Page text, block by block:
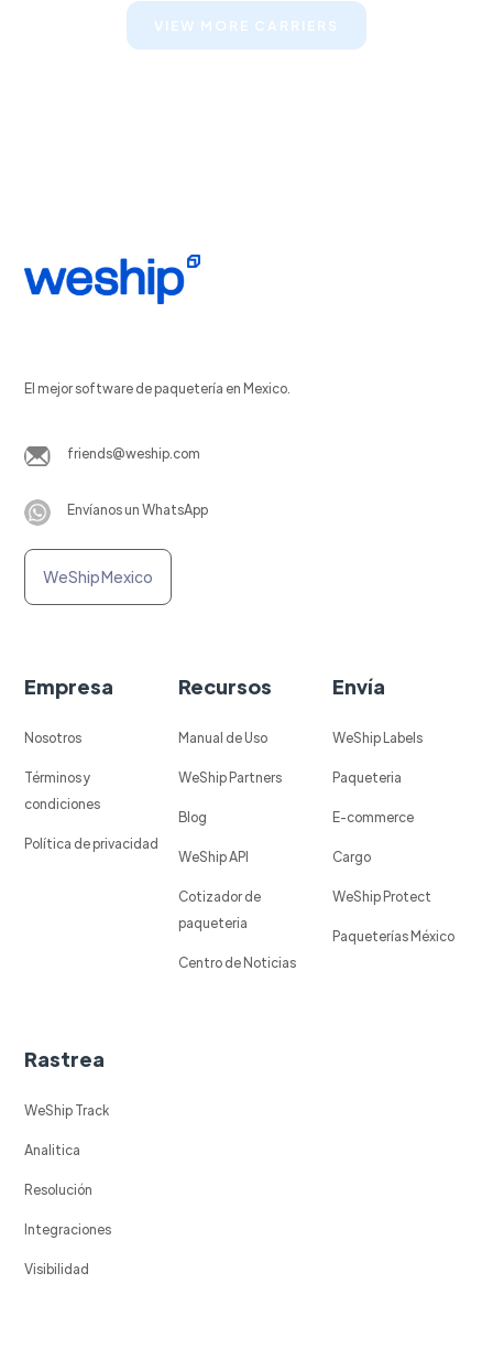
VIEW MORE CARRIERS
El mejor software de paquetería en Mexico.
friends@weship.com
Envíanos un WhatsApp
WeShip Mexico
Empresa
Nosotros
Términos y
condiciones
Política de privacidad
Recursos
Manual de Uso
WeShip Partners
Blog
WeShip API
Cotizador de
paqueteria
Centro de Noticias
Envía
WeShip Labels
Paqueteria
E-commerce
Cargo
WeShip Protect
Paqueterías México
Rastrea
WeShip Track
Analitica
Resolución
Integraciones
Visibilidad